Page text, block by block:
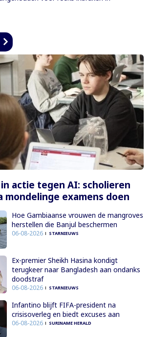
actie tegen AI: scholieren
mondelinge examens doen
Hoe Gambiaanse vrouwen de mangroves
herstellen die Banjul beschermen
06-08-2026 STARNIEUWS
Ex-premier Sheikh Hasina kondigt
terugkeer naar Bangladesh aan ondanks
doodstraf
06-08-2026 STARNIEUWS
Infantino blijft FIFA-president na
crisisoverleg en biedt excuses aan
06-08-2026 SURINAME HERALD